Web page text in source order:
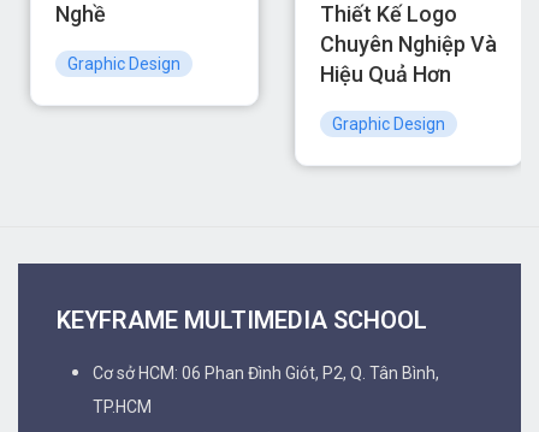
Nghề
Graphic Design
Thiết Kế Logo
Chuyên Nghiệp Và
Hiệu Quả Hơn
Graphic Design
KEYFRAME MULTIMEDIA SCHOOL
Cơ sở HCM: 06 Phan Đình Giót, P2, Q. Tân Bình,
TP.HCM